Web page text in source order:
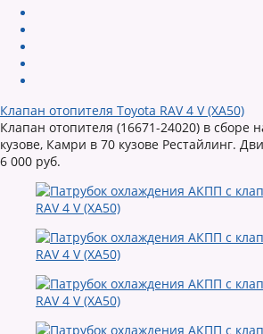
Клапан отопителя Toyota RAV 4 V (XA50)
Клапан отопителя (16671-24020) в сборе
кузове, Камри в 70 кузове Рестайлинг.
6 000 руб.